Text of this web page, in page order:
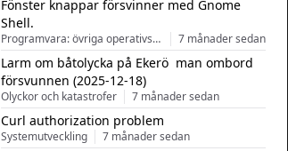
Fönster knappar försvinner med Gnome
Shell.
Programvara: övriga operativsystem 7 månader sedan
Larm om båtolycka på Ekerö  man ombord
försvunnen (2025-12-18)
Olyckor och katastrofer 7 månader sedan
Curl authorization problem
Systemutveckling 7 månader sedan